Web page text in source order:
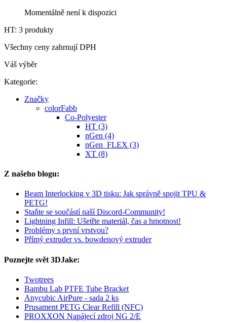
Momentálně není k dispozici
HT: 3 produkty
Všechny ceny zahrnují DPH
Váš výběr
Kategorie:
Značky
colorFabb
Co-Polyester
HT (3)
nGen (4)
nGen_FLEX (3)
XT (8)
Z našeho blogu:
Beam Interlocking v 3D tisku: Jak správně spojit TPU &
PETG!
Staňte se součástí naší Discord-Community!
Lightning Infill: Ušetřte materiál, čas a hmotnost!
Problémy s první vrstvou?
Přímý extruder vs. bowdenový extruder
Poznejte svět 3DJake:
Twotrees
Bambu Lab PTFE Tube Bracket
Anycubic AirPure - sada 2 ks
Prusament PETG Clear Refill (NFC)
PROXXON Napájecí zdroj NG 2/E